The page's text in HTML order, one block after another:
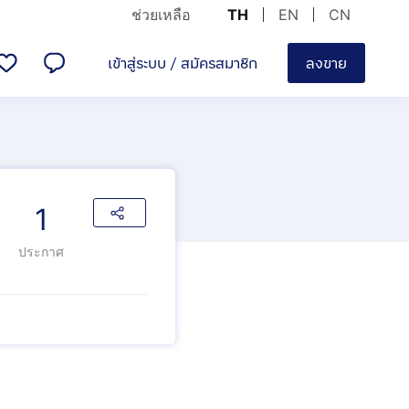
ช่วยเหลือ TH EN CN
เข้าสู่ระบบ / สมัครสมาชิก ลงขาย
1
ประกาศ